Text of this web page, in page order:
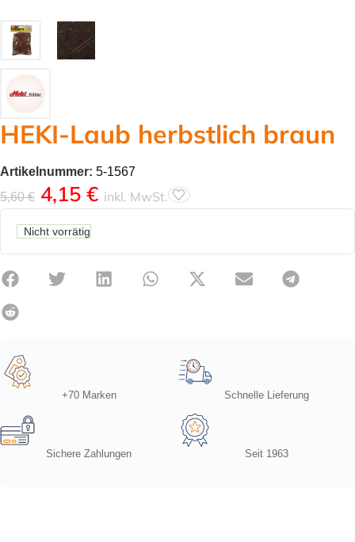
HEKI-Laub herbstlich braun
Artikelnummer: 5-1567
5,60€ 4,15 € inkl. MwSt.
Nicht vorrätig
+70 Marken Schnelle Lieferung
Sichere Zahlungen Seit 1963